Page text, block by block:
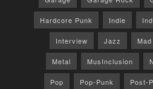
Hardcore Punk Indie
Interview Jazz
Metal MusInclusion
Pop Pop-Punk Post-